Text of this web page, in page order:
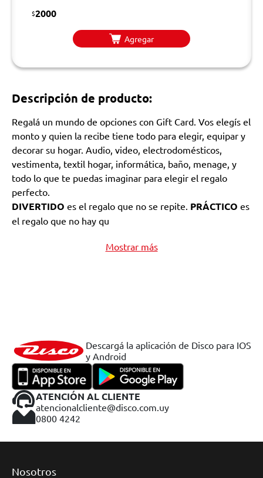
$2000
Agregar
Descripción de producto:
Regalá un mundo de opciones con Gift Card. Vos elegís el
monto y quien la recibe tiene todo para elegir, equipar y
decorar su hogar. Audio, video, electrodomésticos,
vestimenta, textil hogar, informática, baño, menage, y
todo lo que te puedas imaginar para elegir el regalo
perfecto.
DIVERTIDO es el regalo que no se repite. PRÁCTICO es
el regalo que no hay qu
Mostrar más
Descargá la aplicación de Disco para IOS
y Android
ATENCIÓN AL CLIENTE
atencionalcliente@disco.com.uy
0800 4242
Nosotros